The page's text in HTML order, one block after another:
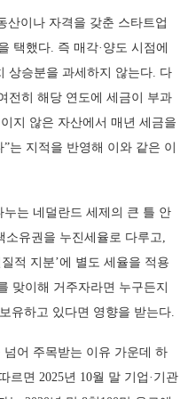
산이나 자격을 갖춘 스타트업
택했다. 즉 매각·양도 시점에
상승분을 과세하지 않는다. 다
전히 해당 연도에 세금이 부과
지 않은 자산에서 매년 세금을
는 지적을 반영해 이와 같은 이
누는 네덜란드 세제의 큰 틀 안
소유권을 누진세율로 다루고,
적 지분’에 별도 세율을 적용
맞이해 거주자라면 누구든지
유하고 있다면 영향을 받는다.
어 주목받는 이유 가운데 하
르면 2025년 10월 말 기업·기관